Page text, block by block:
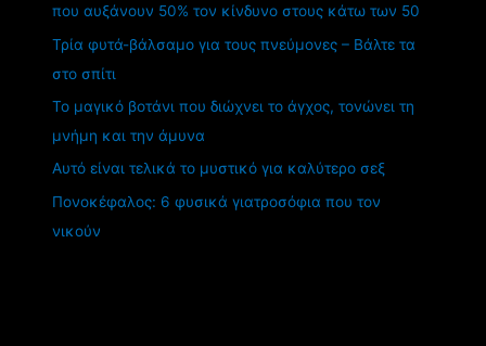
που αυξάνουν 50% τον κίνδυνο στους κάτω των 50
Τρία φυτά-βάλσαμο για τους πνεύμονες – Βάλτε τα
στο σπίτι
Το μαγικό βοτάνι που διώχνει το άγχος, τονώνει τη
μνήμη και την άμυνα
Αυτό είναι τελικά το μυστικό για καλύτερο σεξ
Πονοκέφαλος: 6 φυσικά γιατροσόφια που τον
νικούν